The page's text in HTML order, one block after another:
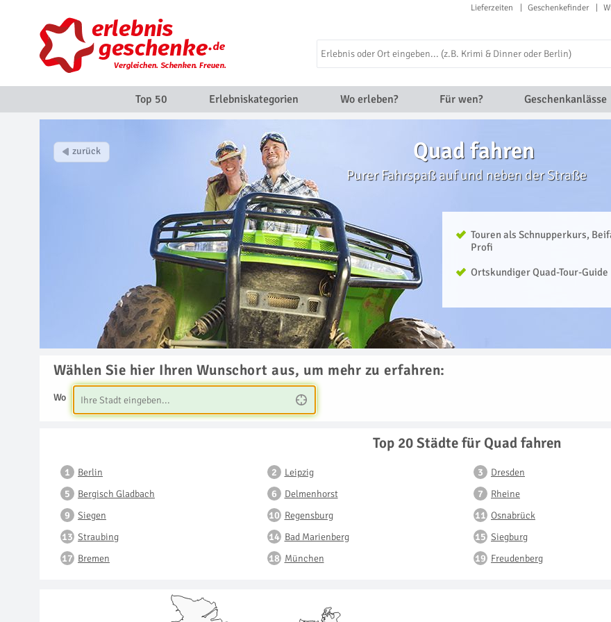
Lieferzeiten Geschenkefinder
Top 50 Erlebniskategorien Wo erleben? Für wen? Geschenkanlässe
Quad fahren
Purer Fahrspaß auf und neben der Straße
Touren als Schnupperkurs,
Profi
Ortskundiger Quad-Tour-Guide
Wählen Sie hier Ihren Wunschort aus, um mehr zu erfahren:
Wo
Top 20 Städte für Quad fahren
Berlin Leipzig Dresden
Bergisch Gladbach
Delmenhorst Rheine
Siegen
Regensburg Osnabrück
Straubing
Bad Marienberg Siegburg
Bremen
München Freudenberg